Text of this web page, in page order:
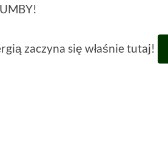
zaczyna się właśnie tutaj!